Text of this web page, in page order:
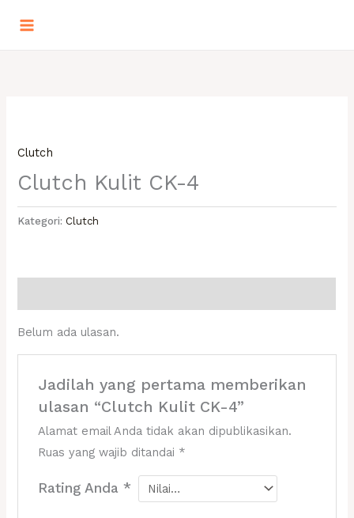
Clutch
Clutch Kulit CK-4
Kategori: Clutch
Belum ada ulasan.
Jadilah yang pertama memberikan
ulasan “Clutch Kulit CK-4”
Alamat email Anda tidak akan dipublikasikan.
Ruas yang wajib ditandai *
Rating Anda *